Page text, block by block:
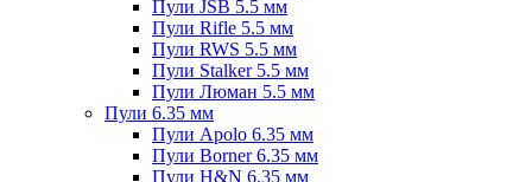
Пули JSB 5.5 мм
Пули Rifle 5.5 мм
Пули RWS 5.5 мм
Пули Stalker 5.5 мм
Пули Люман 5.5 мм
Пули 6.35 мм
Пули Apolo 6.35 мм
Пули Borner 6.35 мм
Пули H&N 6.35 мм